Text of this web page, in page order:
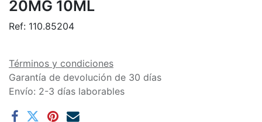
20MG 10ML
Ref: 110.85204
Términos y condiciones
Garantía de devolución de 30 días
Envío: 2-3 días laborables